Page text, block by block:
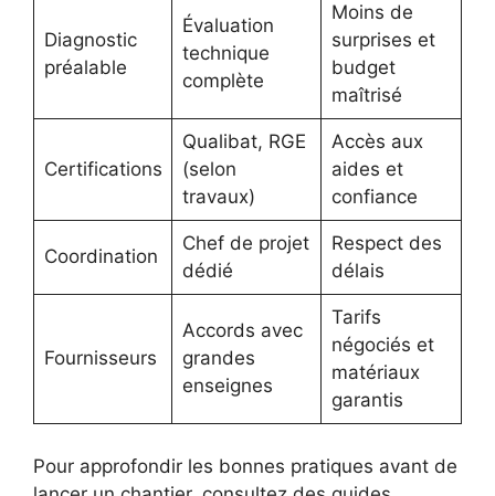
Diagnostic
préalable
Évaluation
technique
complète
Moins de
surprises et
budget
maîtrisé
Certifications
Qualibat, RGE
(selon
travaux)
Accès aux
aides et
confiance
Coordination
Chef de projet
dédié
Respect des
délais
Fournisseurs
Accords avec
grandes
enseignes
Tarifs
négociés et
matériaux
garantis
Pour approfondir les bonnes pratiques avant de